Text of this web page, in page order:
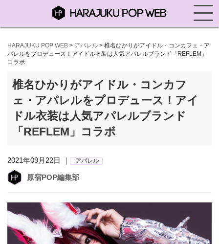
HARAJUKU POP WEB > アパレル > 椎名ひかりがアイドル・コンカフェ・ア
パレルをプロデュース！アイドル衣装は人気アパレルブランド「REFLEM」
コラボ
椎名ひかりがアイドル・コンカフ
ェ・アパレルをプロデュース！アイ
ドル衣装は人気アパレルブランド
「REFLEM」コラボ
2021年09月22日 ｜ アパレル
原宿POP編集部